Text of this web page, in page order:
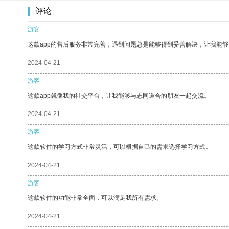
评论
游客
这款app的售后服务非常完善，遇到问题总是能够得到妥善解决，让我能够
2024-04-21
游客
这款app就像我的社交平台，让我能够与志同道合的朋友一起交流。
2024-04-21
游客
这款软件的学习方式非常灵活，可以根据自己的需求选择学习方式。
2024-04-21
游客
这款软件的功能非常全面，可以满足我所有需求。
2024-04-21